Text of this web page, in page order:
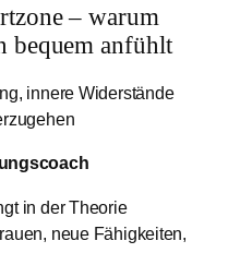
– warum
bequem anfühlt
innere Widerstände
in der Theorie
neue Fähigkeiten,